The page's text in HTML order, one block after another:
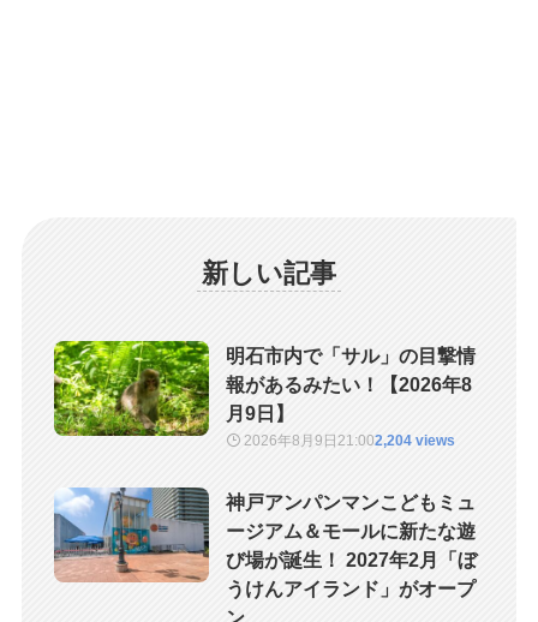
新しい記事
明石市内で「サル」の目撃情
報があるみたい！【2026年8
月9日】
2026年8月9日 21:002,204 views
神戸アンパンマンこどもミュ
ージアム＆モールに新たな遊
び場が誕生！ 2027年2月「ぼ
うけんアイランド」がオープ
ン